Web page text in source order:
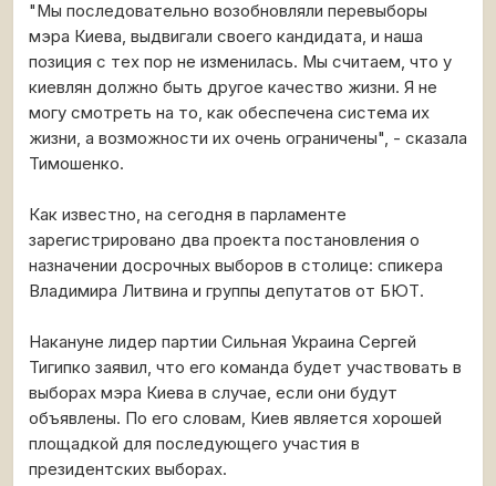
"Мы последовательно возобновляли перевыборы
мэра Киева, выдвигали своего кандидата, и наша
позиция с тех пор не изменилась. Мы считаем, что у
киевлян должно быть другое качество жизни. Я не
могу смотреть на то, как обеспечена система их
жизни, а возможности их очень ограничены", - сказала
Тимошенко.
Как известно, на сегодня в парламенте
зарегистрировано два проекта постановления о
назначении досрочных выборов в столице: спикера
Владимира Литвина и группы депутатов от БЮТ.
Накануне лидер партии Сильная Украина Сергей
Тигипко заявил, что его команда будет участвовать в
выборах мэра Киева в случае, если они будут
объявлены. По его словам, Киев является хорошей
площадкой для последующего участия в
президентских выборах.